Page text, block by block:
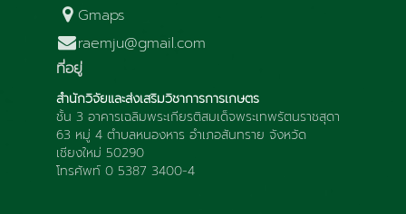
Gmaps
raemju@gmail.com
ที่อยู่
สำนักวิจัยและส่งเสริมวิชาการการเกษตร
ชั้น 3 อาคารเฉลิมพระเกียรติสมเด็จพระเทพรัตนราชสุดา
63 หมู่ 4 ตำบลหนองหาร อำเภอสันทราย จังหวัด
เชียงใหม่ 50290
โทรศัพท์ 0 5387 3400-4